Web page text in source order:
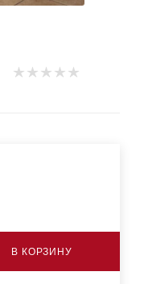
В КОРЗИНУ